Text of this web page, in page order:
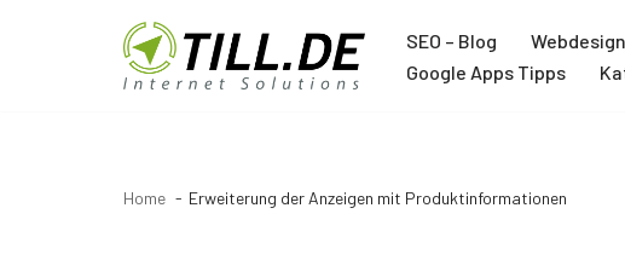
SEO – Blog
Google Apps Tipps
Home Erweiterung der Anzeigen mit Produktinformationen